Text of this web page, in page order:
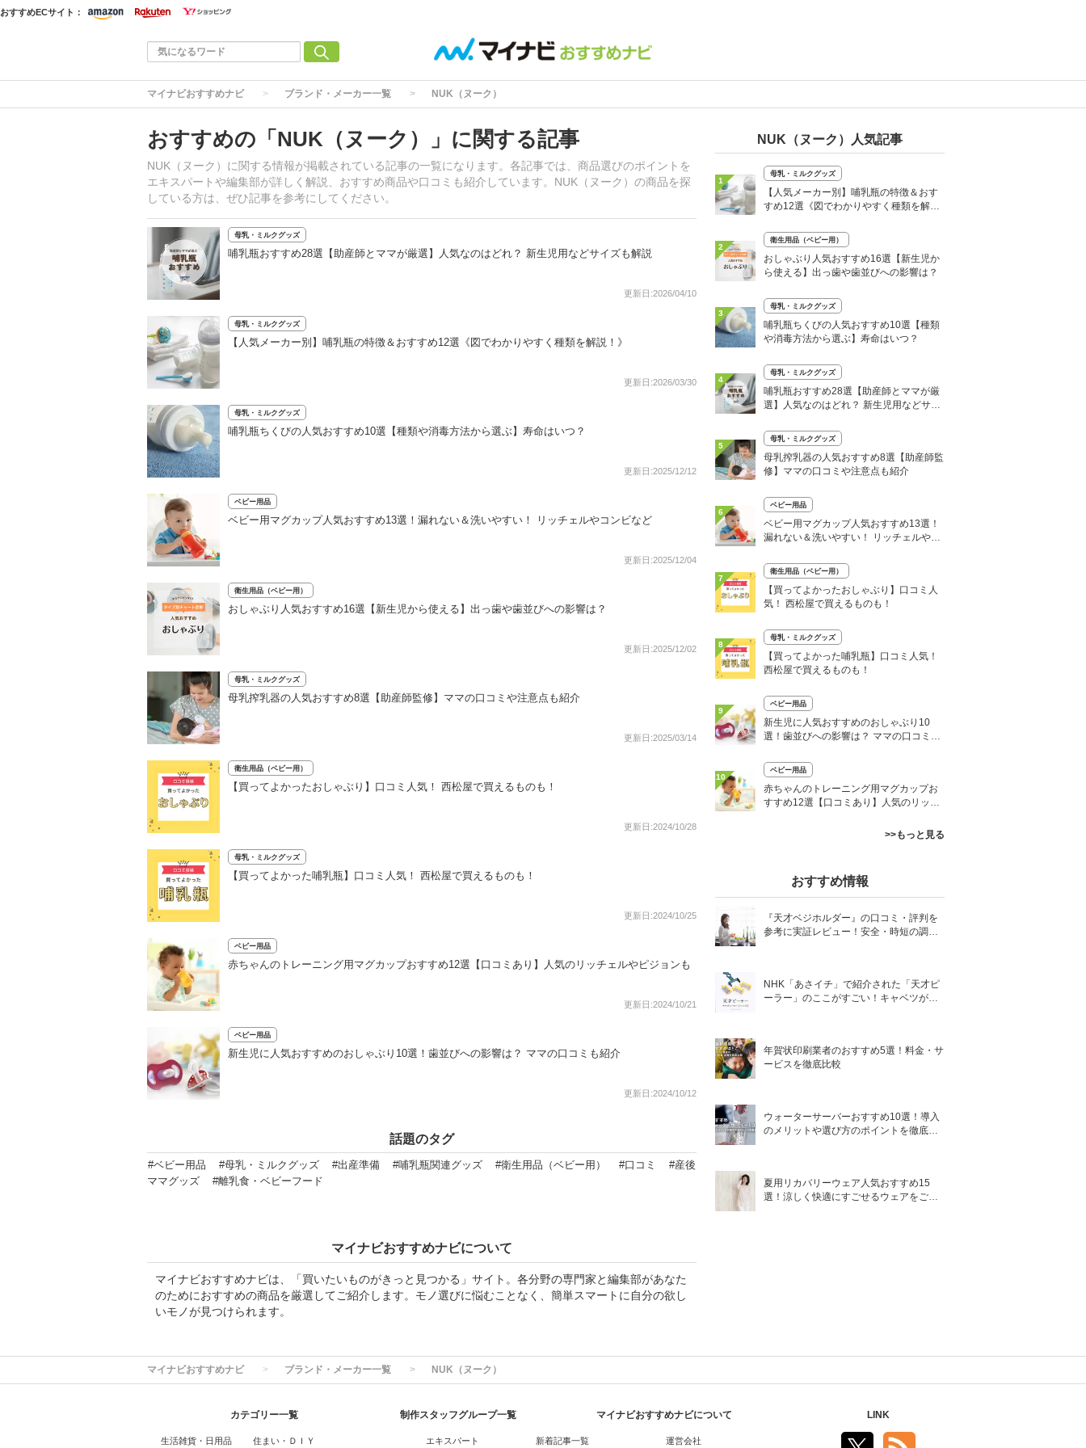
おすすめECサイト：
マイナビおすすめナビ ブランド・メーカー一覧 NUK（ヌーク）
おすすめの「NUK（ヌーク）」に関する記事
NUK（ヌーク）に関する情報が掲載されている記事の一覧になります。各記事では、商品選びのポイントを
エキスパートや編集部が詳しく解説、おすすめ商品や口コミも紹介しています。NUK（ヌーク）の商品を探
している方は、ぜひ記事を参考にしてください。
母乳・ミルクグッズ
哺乳瓶おすすめ28選【助産師とママが厳選】人気なのはどれ？ 新生児用などサイズも解説
更新日:2026/04/10
母乳・ミルクグッズ
【人気メーカー別】哺乳瓶の特徴＆おすすめ12選《図でわかりやすく種類を解説！》
更新日:2026/03/30
母乳・ミルクグッズ
哺乳瓶ちくびの人気おすすめ10選【種類や消毒方法から選ぶ】寿命はいつ？
更新日:2025/12/12
ベビー用品
ベビー用マグカップ人気おすすめ13選！漏れない＆洗いやすい！ リッチェルやコンビなど
更新日:2025/12/04
衛生用品（ベビー用）
おしゃぶり人気おすすめ16選【新生児から使える】出っ歯や歯並びへの影響は？
更新日:2025/12/02
母乳・ミルクグッズ
母乳搾乳器の人気おすすめ8選【助産師監修】ママの口コミや注意点も紹介
更新日:2025/03/14
衛生用品（ベビー用）
【買ってよかったおしゃぶり】口コミ人気！ 西松屋で買えるものも！
更新日:2024/10/28
母乳・ミルクグッズ
【買ってよかった哺乳瓶】口コミ人気！ 西松屋で買えるものも！
更新日:2024/10/25
ベビー用品
赤ちゃんのトレーニング用マグカップおすすめ12選【口コミあり】人気のリッチェルやピジョンも
更新日:2024/10/21
ベビー用品
新生児に人気おすすめのおしゃぶり10選！歯並びへの影響は？ ママの口コミも紹介
更新日:2024/10/12
話題のタグ
#ベビー用品 #母乳・ミルクグッズ #出産準備 #哺乳瓶関連グッズ #衛生用品（ベビー用） #口コミ
#産後
ママグッズ
#離乳食・ベビーフード
マイナビおすすめナビについて
マイナビおすすめナビは、「買いたいものがきっと見つかる」サイト。各分野の専門家と編集部があなた
のためにおすすめの商品を厳選してご紹介します。モノ選びに悩むことなく、簡単スマートに自分の欲し
いモノが見つけられます。
NUK（ヌーク）人気記事
1
母乳・ミルクグッズ
【人気メーカー別】哺乳瓶の特徴＆おす
すめ12選《図でわかりやすく種類を解
2
衛生用品（ベビー用）
おしゃぶり人気おすすめ16選【新生児か
ら使える】出っ歯や歯並びへの影響は？
3
母乳・ミルクグッズ
哺乳瓶ちくびの人気おすすめ10選【種類
や消毒方法から選ぶ】寿命はいつ？
4
母乳・ミルクグッズ
哺乳瓶おすすめ28選【助産師とママが厳
選】人気なのはどれ？ 新生児用などサイ
5
母乳・ミルクグッズ
母乳搾乳器の人気おすすめ8選【助産師監
修】ママの口コミや注意点も紹介
6
ベビー用品
ベビー用マグカップ人気おすすめ13選！
漏れない＆洗いやすい！ リッチェルやコ
7
衛生用品（ベビー用）
【買ってよかったおしゃぶり】口コミ人
気！ 西松屋で買えるものも！
8
母乳・ミルクグッズ
【買ってよかった哺乳瓶】口コミ人気！
西松屋で買えるものも！
9
ベビー用品
新生児に人気おすすめのおしゃぶり10
選！歯並びへの影響は？ ママの口コミも
10
ベビー用品
赤ちゃんのトレーニング用マグカップお
すすめ12選【口コミあり】人気のリッチ
>>もっと見る
おすすめ情報
『天才ベジホルダー』の口コミ・評判を
参考に実証レビュー！安全・時短の調理
NHK「あさイチ」で紹介された「天才ピ
ーラー」のここがすごい！キャベツがほ
年賀状印刷業者のおすすめ5選！料金・サ
ービスを徹底比較
ウォーターサーバーおすすめ10選！導入
のメリットや選び方のポイントを徹底解
夏用リカバリーウェア人気おすすめ15
選！涼しく快適にすごせるウェアをご紹
マイナビおすすめナビ ブランド・メーカー一覧 NUK（ヌーク）
カテゴリー一覧
生活雑貨・日用品 住まい・ＤＩＹ
制作スタッフグループ一覧
エキスパート
マイナビおすすめナビについて
新着記事一覧 運営会社
LINK